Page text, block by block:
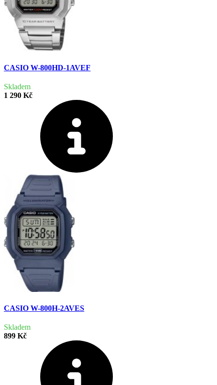
CASIO W-800HD-1AVEF
Skladem
1 290 Kč
CASIO W-800H-2AVES
Skladem
899 Kč